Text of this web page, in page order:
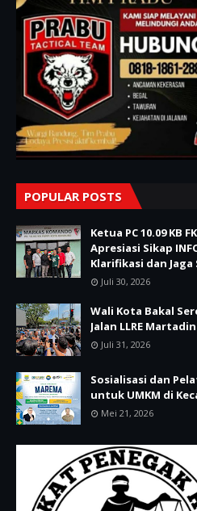
POPULAR POSTS
Ketua PC 10.09 KB
Apresiasi Sikap
Klarifikasi dan
Juli 30, 2026
Wali Kota Bakal
Jalan LLRE
Juli 31, 2026
Sosialisasi dan
untuk UMKM di
Mei 21, 2026